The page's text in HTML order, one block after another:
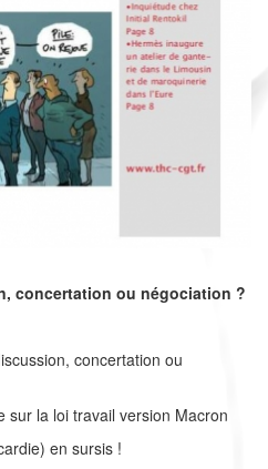
concertation ou négociation ?
concertation ou
sur la loi travail version Macron
en sursis !